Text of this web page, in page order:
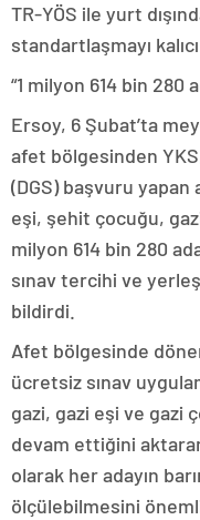
TR-YÖS ile yurt
standartlaşmayı
“1 milyon 614 bin 280
Ersoy, 6 Şubat’ta
afet bölgesinden
(DGS) başvuru
eşi, şehit çocuğu,
milyon 614 bin 280
sınav tercihi ve
bildirdi.
Afet bölgesinde
ücretsiz sınav
gazi, gazi eşi ve gazi
devam ettiğini
olarak her adayın
ölçülebilmesini